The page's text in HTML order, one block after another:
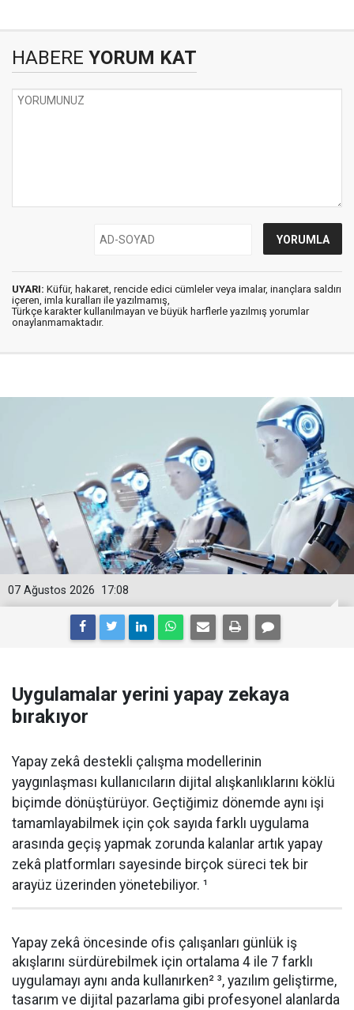
HABERE YORUM KAT
UYARI: Küfür, hakaret, rencide edici cümleler veya imalar, inançlara saldırı
içeren, imla kuralları ile yazılmamış,
Türkçe karakter kullanılmayan ve büyük harflerle yazılmış yorumlar
onaylanmamaktadır.
17:08
07 Ağustos 2026
Uygulamalar yerini yapay zekaya
bırakıyor
Yapay zekâ destekli çalışma modellerinin
yaygınlaşması kullanıcıların dijital alışkanlıklarını köklü
biçimde dönüştürüyor. Geçtiğimiz dönemde aynı işi
tamamlayabilmek için çok sayıda farklı uygulama
arasında geçiş yapmak zorunda kalanlar artık yapay
zekâ platformları sayesinde birçok süreci tek bir
arayüz üzerinden yönetebiliyor. ¹
Yapay zekâ öncesinde ofis çalışanları günlük iş
akışlarını sürdürebilmek için ortalama 4 ile 7 farklı
uygulamayı aynı anda kullanırken² ³, yazılım geliştirme,
tasarım ve dijital pazarlama gibi profesyonel alanlarda